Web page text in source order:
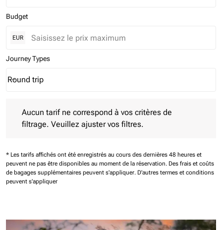
Budget
EUR
Journey Types
Journey Types option Round trip Selected
Round trip
keyboard_arrow_down
Aucun tarif ne correspond à vos critères de
filtrage. Veuillez ajuster vos filtres.
* Les tarifs affichés ont été enregistrés au cours des dernières 48 heures et
peuvent ne pas être disponibles au moment de la réservation. Des frais et coûts
de bagages supplémentaires peuvent s'appliquer. D'autres termes et conditions
peuvent s'appliquer